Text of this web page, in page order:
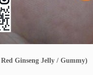
Ginseng Jelly / Gummy)